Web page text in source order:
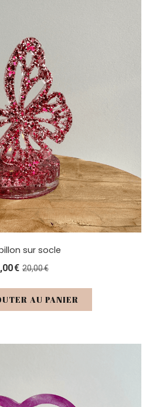
sur socle
€ 20,00€
AU PANIER